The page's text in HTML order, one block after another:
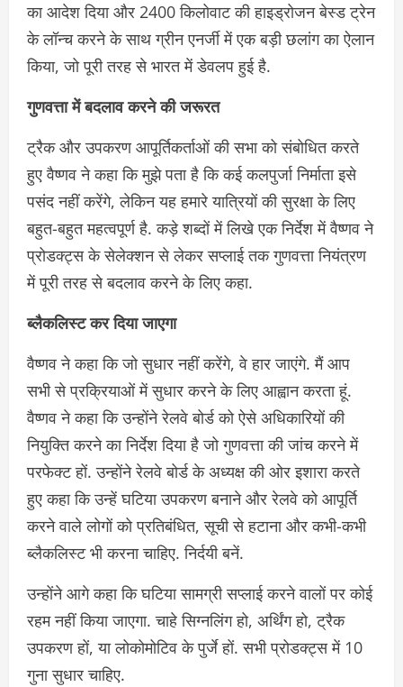
का आदेश दिया और 2400 किलोवाट की हाइड्रोजन बेस्‍ड ट्रेन
के लॉन्‍च करने के साथ ग्रीन एनर्जी में एक बड़ी छलांग का ऐलान
किया, जो पूरी तरह से भारत में डेवलप हुई है.
गुणवत्ता में बदलाव करने की जरूरत
ट्रैक और उपकरण आपूर्तिकर्ताओं की सभा को संबोधित करते
हुए वैष्णव ने कहा कि मुझे पता है कि कई कलपुर्जा निर्माता इसे
पसंद नहीं करेंगे, लेकिन यह हमारे यात्रियों की सुरक्षा के लिए
बहुत-बहुत महत्वपूर्ण है. कड़े शब्दों में लिखे एक निर्देश में वैष्‍णव ने
प्रोडक्‍ट्स के सेलेक्‍शन से लेकर सप्‍लाई तक गुणवत्ता नियंत्रण
में पूरी तरह से बदलाव करने के लिए कहा.
ब्‍लैकलिस्‍ट कर दिया जाएगा
वैष्‍णव ने कहा कि जो सुधार नहीं करेंगे, वे हार जाएंगे. मैं आप
सभी से प्रक्रियाओं में सुधार करने के लिए आह्वान करता हूं.
वैष्णव ने कहा कि उन्होंने रेलवे बोर्ड को ऐसे अधिकारियों की
नियुक्ति करने का निर्देश दिया है जो गुणवत्ता की जांच करने में
परफेक्‍ट हों. उन्होंने रेलवे बोर्ड के अध्यक्ष की ओर इशारा करते
हुए कहा कि उन्हें घटिया उपकरण बनाने और रेलवे को आपूर्ति
करने वाले लोगों को प्रतिबंधित, सूची से हटाना और कभी-कभी
ब्‍लैकलिस्‍ट भी करना चाहिए. निर्दयी बनें.
उन्होंने आगे कहा कि घटिया सामग्री सप्लाई करने वालों पर कोई
रहम नहीं किया जाएगा. चाहे सिग्नलिंग हो, अर्थिंग हो, ट्रैक
उपकरण हों, या लोकोमोटिव के पुर्जे हों. सभी प्रोडक्‍ट्स में 10
गुना सुधार चाहिए.